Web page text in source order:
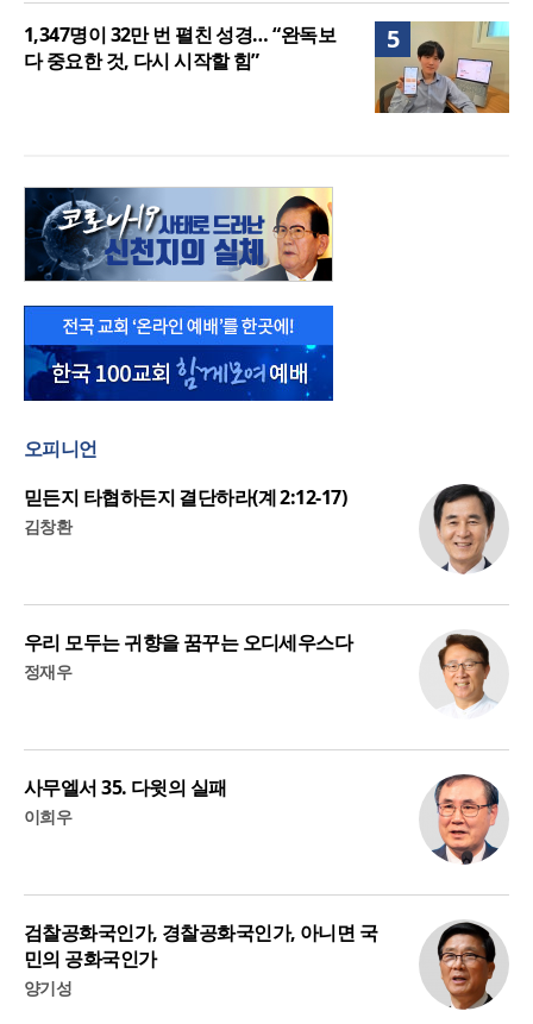
5
1,347명이 32만 번 펼친 성경… “완독보
다 중요한 것, 다시 시작할 힘”
오피니언
믿든지 타협하든지 결단하라(계 2:12-17)
김창환
우리 모두는 귀향을 꿈꾸는 오디세우스다
정재우
사무엘서 35. 다윗의 실패
이희우
검찰공화국인가, 경찰공화국인가, 아니면 국
민의 공화국인가
양기성